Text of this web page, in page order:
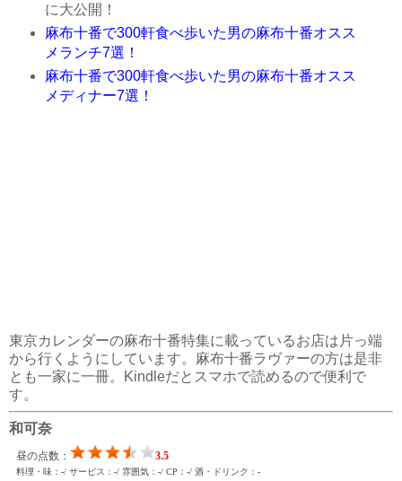
に大公開！
麻布十番で300軒食べ歩いた男の麻布十番オスス
メランチ7選！
麻布十番で300軒食べ歩いた男の麻布十番オスス
メディナー7選！
東京カレンダーの麻布十番特集に載っているお店は片っ端
から行くようにしています。麻布十番ラヴァーの方は是非
とも一家に一冊。Kindleだとスマホで読めるので便利で
す。
和可奈